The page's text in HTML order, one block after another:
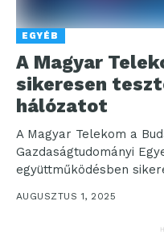
EGYÉB
A Magyar
sikeresen
hálózatot
A Magyar Telekom a
Gazdaságtudományi
együttműködésben
képes Triple PON...
AUGUSZTUS 1, 2025